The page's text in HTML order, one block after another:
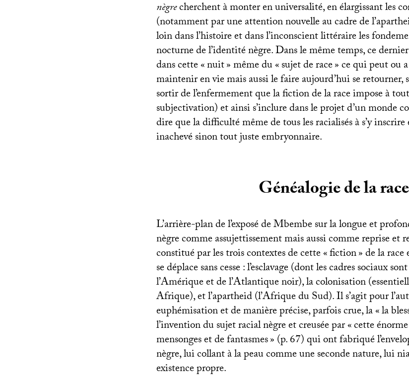
nègrecherchent à monter en universalité, en élargissant les
(notamment par une attention nouvelle au cadre de
loin dans l’histoire et dans l’inconscient littéraire les
nocturne de l’identité nègre. Dans le même temps, ce
dans cette «nuit» même du «sujet de race» ce qui peut ou
maintenir en vie mais aussi le faire aujourd’hui se retourner,
sortir de l’enfermement que la fiction de la race impose à
subjectivation) et ainsi s’inclure dans le projet d’un monde
dire que la difficulté même de tous les racialisés à s’y
inachevé sinon tout juste embryonnaire.
Généalogie de la race
L’arrière-plan de l’exposé de Mbembe sur la longue et
nègre comme assujettissement mais aussi comme reprise et
constitué par les trois contextes de cette «fiction» de la
se déplace sans cesse : l’esclavage (dont les cadres sociaux
l’Amérique et de l’Atlantique noir), la colonisation
Afrique), et l’apartheid (l’Afrique du Sud). Il s’agit pour
euphémisation et de manière précise, parfois crue, la «la
l’invention du sujet racial nègre et creusée par «cette
mensonges et de fantasmes» (p. 67) qui ont fabriqué
nègre, lui collant à la peau comme une seconde nature, lui
existence propre.